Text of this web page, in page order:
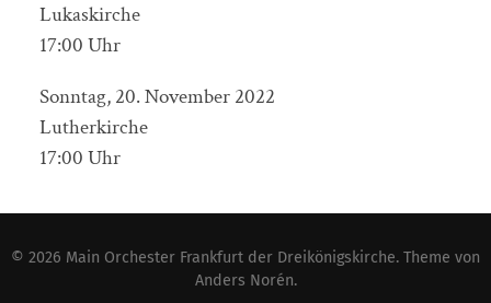
Lukaskirche
17:00 Uhr
Sonntag, 20. November 2022
Lutherkirche
17:00 Uhr
© 2026 Main Orchester Frankfurt der Dreikönigskirche. Theme von
Anders Norén.